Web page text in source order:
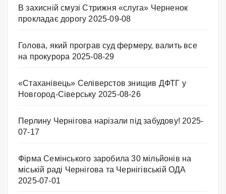
В захисній смузі Стрижня «слуга» Черненок
прокладає дорогу 2025-09-08
Голова, який програв суд фермеру, валить все
на прокурора 2025-08-29
«Стаханівець» Селіверстов знищив ДФТГ у
Новгород-Сіверську 2025-08-26
Перлину Чернігова нарізали під забудову! 2025-
07-17
Фірма Семінського заробила 30 мільйонів на
міській раді Чернігова та Чернігівській ОДА
2025-07-01